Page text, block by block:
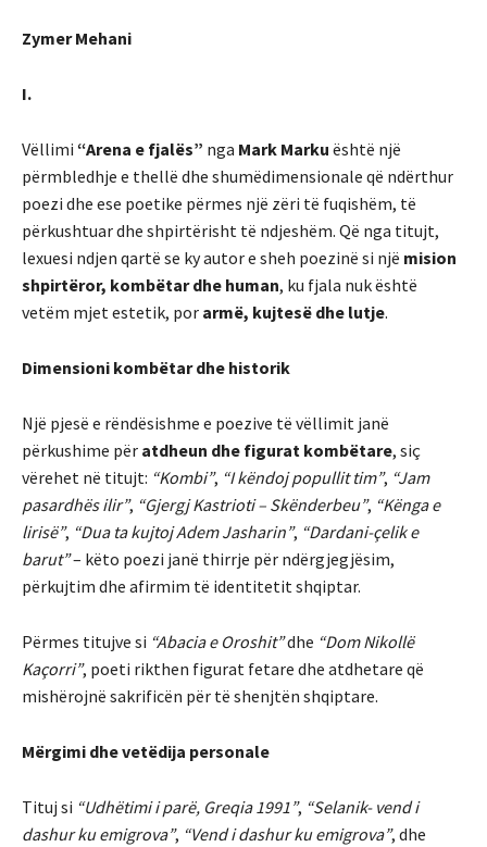
Zymer Mehani
I.
Vëllimi “Arena e fjalës” nga Mark Marku është një
përmbledhje e thellë dhe shumëdimensionale që ndërthur
poezi dhe ese poetike përmes një zëri të fuqishëm, të
përkushtuar dhe shpirtërisht të ndjeshëm. Që nga titujt,
lexuesi ndjen qartë se ky autor e sheh poezinë si një mision
shpirtëror, kombëtar dhe human, ku fjala nuk është
vetëm mjet estetik, por armë, kujtesë dhe lutje.
Dimensioni kombëtar dhe historik
Një pjesë e rëndësishme e poezive të vëllimit janë
përkushime për atdheun dhe figurat kombëtare, siç
vërehet në titujt: “Kombi”, “I këndoj popullit tim”, “Jam
pasardhës ilir”, “Gjergj Kastrioti – Skënderbeu”, “Kënga e
lirisë”, “Dua ta kujtoj Adem Jasharin”, “Dardani-çelik e
barut”– këto poezi janë thirrje për ndërgjegjësim,
përkujtim dhe afirmim të identitetit shqiptar.
Përmes titujve si “Abacia e Oroshit”dhe “Dom Nikollë
Kaçorri”, poeti rikthen figurat fetare dhe atdhetare që
mishërojnë sakrificën për të shenjtën shqiptare.
Mërgimi dhe vetëdija personale
Tituj si “Udhëtimi i parë, Greqia 1991”, “Selanik- vend i
dashur ku emigrova”, “Vend i dashur ku emigrova”, dhe